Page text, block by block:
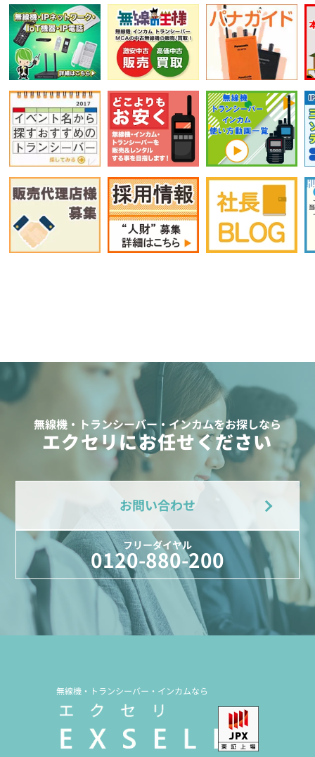
無線機・トランシーバー・インカムをお探しなら
エクセリにお任せください
お問い合わせ
フリーダイヤル
0120-880-200
無線機・トランシーバー・インカムなら